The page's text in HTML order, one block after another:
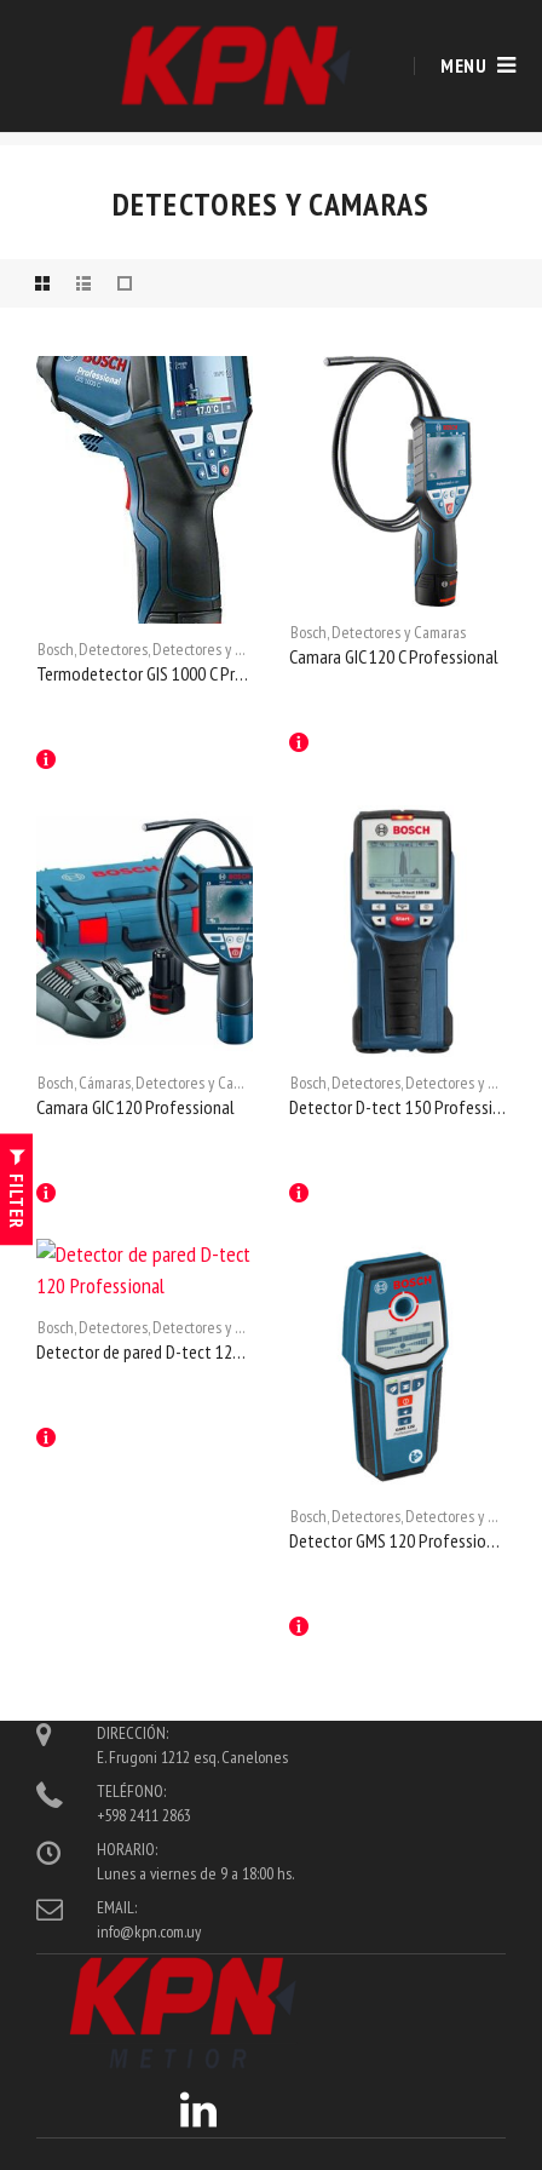
MENU
DETECTORES Y CAMARAS
Bosch,Detectores,Detectores y Camaras
Termodetector GIS 1000 C Professional
Bosch,Detectores y Camaras
Camara GIC 120 C Professional
Bosch,Cámaras,Detectores y Camaras
Camara GIC 120 Professional
Bosch,Detectores,Detectores y Camaras
Detector D-tect 150 Professional
Bosch,Detectores,Detectores y Camaras
Detector de pared D-tect 120 Professional
Bosch,Detectores,Detectores y Camaras
Detector GMS 120 Professional
FILTER
DIRECCIÓN:
E. Frugoni 1212 esq. Canelones
TELÉFONO:
+598 2411 2863
HORARIO:
Lunes a viernes de 9 a 18:00 hs.
EMAIL:
info@kpn.com.uy